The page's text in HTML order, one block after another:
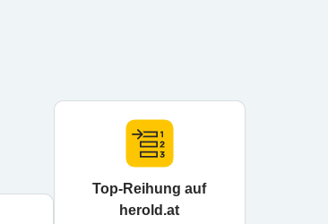
Top-Reihung auf
herold.at